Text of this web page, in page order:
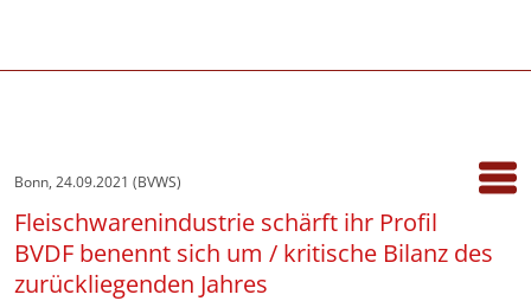
Bonn, 24.09.2021 (BVWS)
Fleischwarenindustrie schärft ihr Profil
BVDF benennt sich um / kritische Bilanz des
zurückliegenden Jahres